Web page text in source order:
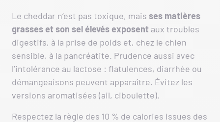
Le cheddar n’est pas toxique, mais ses matières
grasses et son sel élevés exposent aux troubles
digestifs, à la prise de poids et, chez le chien
sensible, à la pancréatite. Prudence aussi avec
l’intolérance au lactose : flatulences, diarrhée ou
démangeaisons peuvent apparaître. Évitez les
versions aromatisées (ail, ciboulette).
Respectez la règle des 10 % de calories issues des